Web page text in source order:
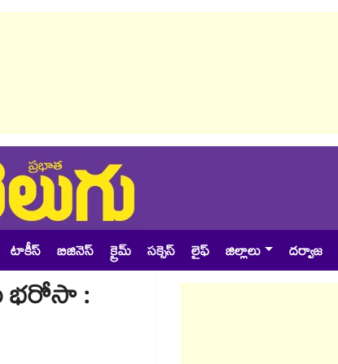
టాకీస్ బిజినెస్ క్రైమ్ సక్సెస్ లైఫ్ జిల్లాలు దర్వాజ
భరోసా :